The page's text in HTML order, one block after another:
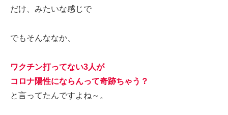
だけ、みたいな感じで
でもそんななか、
ワクチン打ってない3人が
コロナ陽性にならんって奇跡ちゃう？
と言ってたんですよね～。